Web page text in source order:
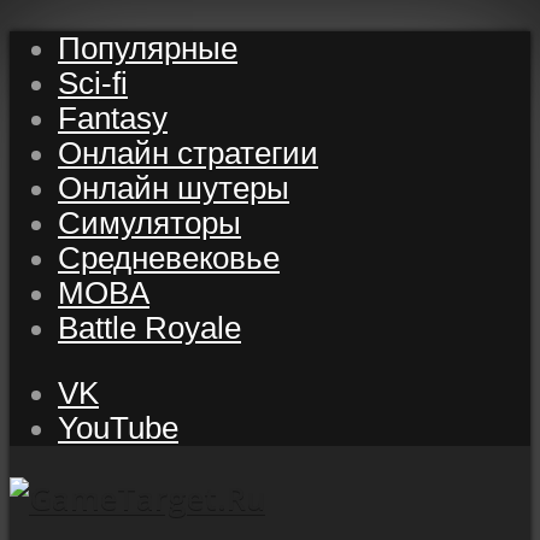
Популярные
Sci-fi
Fantasy
Онлайн стратегии
Онлайн шутеры
Симуляторы
Средневековье
MOBA
Battle Royale
VK
YouTube